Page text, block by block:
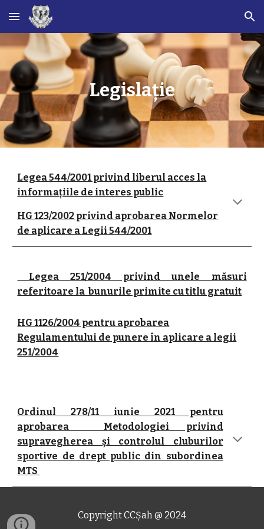
Skip to main content Skip to navigation
Legislație
Legea 544/2001 privind liberul acces la
informațiile de interes public
HG 123/2002 privind aprobarea Normelor
de aplicare a Legii 544/2001
Legea 251/2004 privind unele măsuri
referitoare la bunurile primite cu titlu gratuit
HG 1126/2004 pentru aprobarea
Regulamentului de punere în aplicare a legii
251/2004
Ordinul 278/11 iunie 2021 pentru
aprobarea Metodologiei privind
supravegherea și controlul cluburilor
sportive de drept public din subordinea
MTS
Copyright CCȘah @ 2024